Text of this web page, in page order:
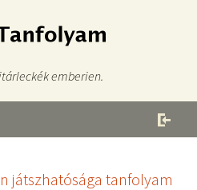
emberien.
játszhatósága tanfolyam